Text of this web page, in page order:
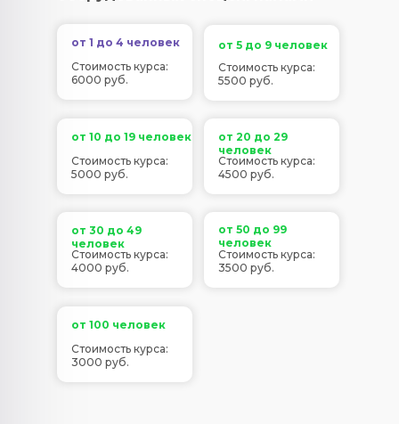
от 1 до 4 человек
Стоимость курса:
6000 руб.
от 5 до 9 человек
от 10 до 19 человек
от 20 до 29
человек
от 30 до 49
человек
от 50 до 99
человек
от 100 человек
Стоимость курса:
5500 руб.
Стоимость курса:
5000 руб.
Стоимость курса:
4500 руб.
Стоимость курса:
4000 руб.
Стоимость курса:
3500 руб.
Стоимость курса:
3000 руб.